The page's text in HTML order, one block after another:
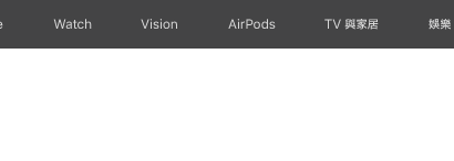
Watch Vision AirPods TV 與家居 娛樂